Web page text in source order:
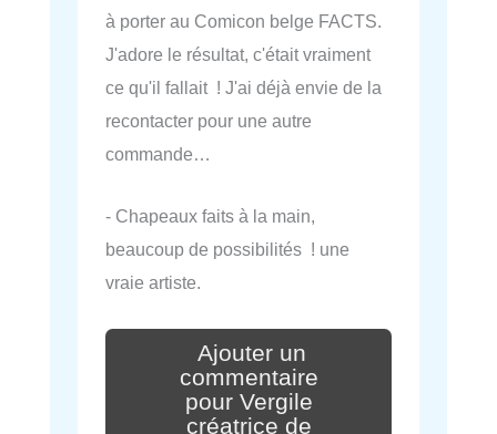
à porter au Comicon belge FACTS.
J'adore le résultat, c'était vraiment
ce qu'il fallait ! J'ai déjà envie de la
recontacter pour une autre
commande…
- Chapeaux faits à la main,
beaucoup de possibilités ! une
vraie artiste.
Ajouter un
commentaire
pour Vergile
créatrice de